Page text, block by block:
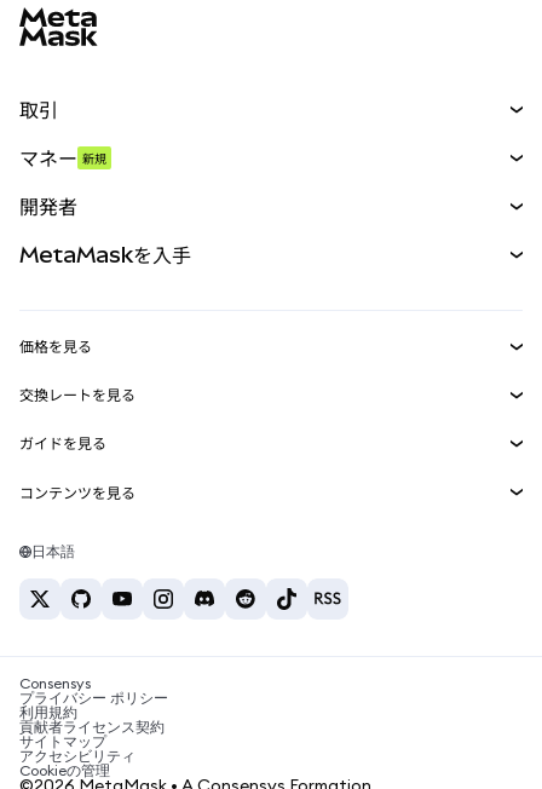
取引
パーペチュアル
RWA
マネー 新規
開発者
MetaMask Connect
Snaps
Web3サービス
MetaMaskを入手
セキュリティ
サポート
キャリア
お問い合わせ
価格を見る
イーサリアムの価格
Solanaの価格
Tetherの価格
交換レートを見る
ETH→USD
USDT→INR
BTC→INR
ETH→USDT
ガイドを見る
ETHの購入
USDTの購入
SHIBの購入
BNBの購入
コンテンツを見る
Solanaウォレット
税制関連ニュース
暗号資産の購入方法は？
ビットコインを売るには？
日本語
Consensys
プライバシー ポリシー
利用規約
貢献者ライセンス契約
サイトマップ
アクセシビリティ
Cookieの管理